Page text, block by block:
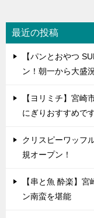
最近の投稿
【パンとおやつ
ン！朝一から大盛
【ヨリミチ】宮崎
にぎりおすすめで
クリスピーワッフ
規オープン！
【串と魚 酔楽】
ン南蛮を堪能